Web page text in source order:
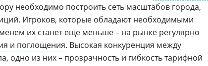
необходимо построить сеть масштабов города,
Игроков, которые обладают необходимыми
их станет еще меньше – на рынке регулярно
и поглощения. Высокая конкуренция между
одно из них – прозрачность и гибкость тарифной